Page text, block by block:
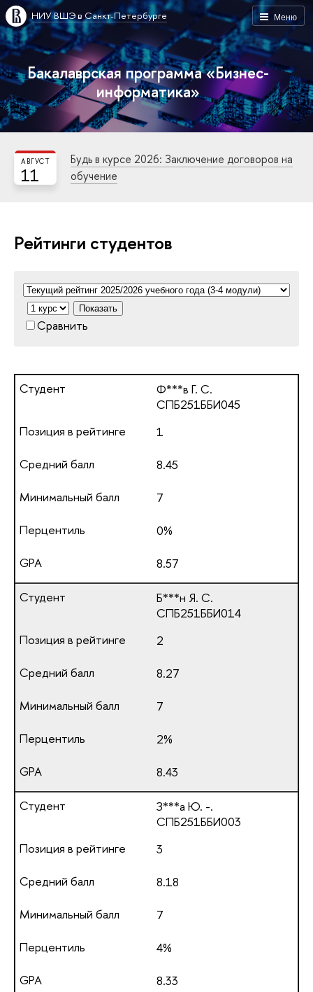
Меню
НИУ ВШЭ в Санкт-Петербурге
Бакалаврская программа «Бизнес-
информатика»
11
АВГУСТ
Будь в курсе 2026: Заключение договоров на
обучение
Рейтинги студентов
Показать
Сравнить
Ф***в Г. С.
СПБ251ББИ045
1
8.45
7
0%
8.57
Б***н Я. С.
СПБ251ББИ014
2
8.27
7
2%
8.43
З***а Ю. -.
СПБ251ББИ003
3
8.18
7
4%
8.33